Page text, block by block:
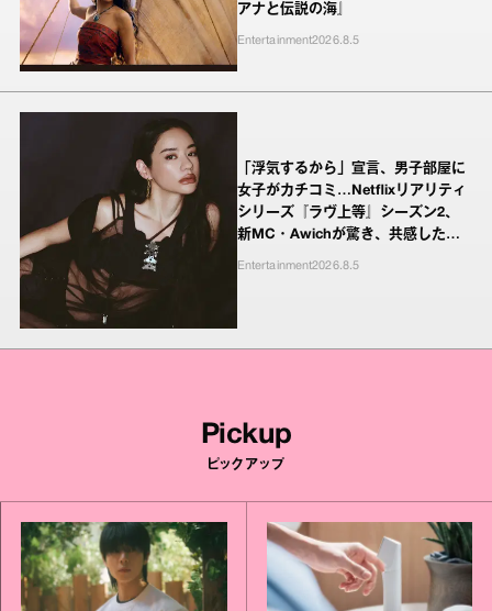
アナと伝説の海』
Entertainment2026.8.5
「浮気するから」宣言、男子部屋に
女子がカチコミ…Netflixリアリティ
シリーズ『ラヴ上等』シーズン2、
新MC・Awichが驚き、共感したヤ
ンキーたちの本気の恋模様
Entertainment2026.8.5
Pickup
ピックアップ